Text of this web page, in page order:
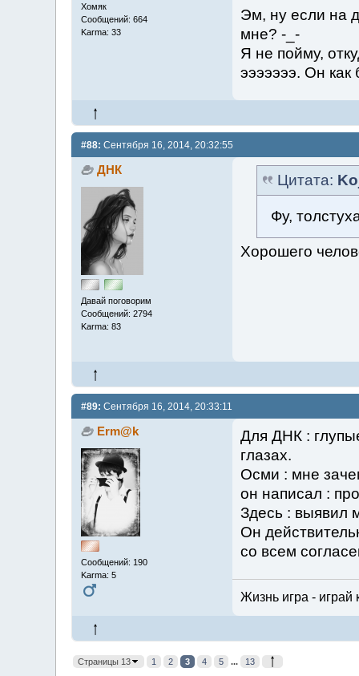
Хомяк
Сообщений: 664
Karma: 33
Эм, ну если на
мне? -_-
Я не пойму,
эээээээ. Он как
#88: Сентября 16, 2014, 20:32:55
ДНК
Давай поговорим
Сообщений: 2794
Karma: 83
Цитата:
Фу,
Хорошего
#89: Сентября 16, 2014, 20:33:11
Erm@k
Сообщений: 190
Karma: 5
Для ДНК :
глазах.
Осми : мне
он написал :
Здесь : выявил
Он
со всем
Жизнь игра - играй
Страницы 13 1 2 3 4 5 ... 13